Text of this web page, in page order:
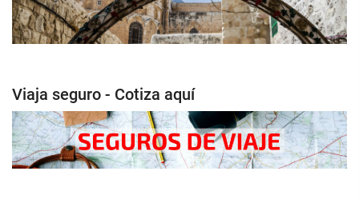
Viaja seguro - Cotiza aquí